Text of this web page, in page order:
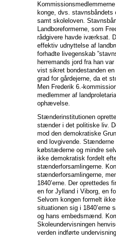
konge, dvs.
samt skoleloven.
Landboreformerne, som
rådgivere havde iværksat.
effektiv udnyttelse af
forhadte livegenskab
herremands jord fra han
vist sikret bondestanden
grad for gårdejerne, da et
Men Frederik 6.-
medlemmer af
ophævelse.
Stænderinstitutionen
stænder i det politiske liv.
mod den demokratiske
end lovgivende. Stænderne
købstæderne og mindre
ikke demokratisk fordelt
stænderforsamlingerne.
stænderforsamlingerne,
1840’erne. Der
en for Jylland i Viborg, en
Selvom kongen formelt
situationen sig i 1840’erne
og hans embedsmænd.
Skoleundervisningen
verden indførte